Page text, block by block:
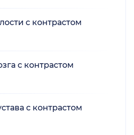
с контрастом
с контрастом
с контрастом